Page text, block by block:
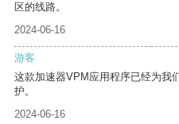
区的线路。
2024-06-16
游客
这款加速器VPM应用程序已经为我
护。
2024-06-16